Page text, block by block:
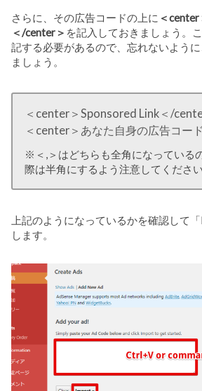
さらに、その広告コードの上に ＜
＜/center＞ を記入しておきましょう。
記する必要があるので、忘れないよう
ましょう。
＜center＞Sponsored Link＜/
＜center＞あなた自身の広告コー
※＜,＞はどちらも全角になっている
際は半角にするよう注意してください
上記のようになっているかを確認して
します。